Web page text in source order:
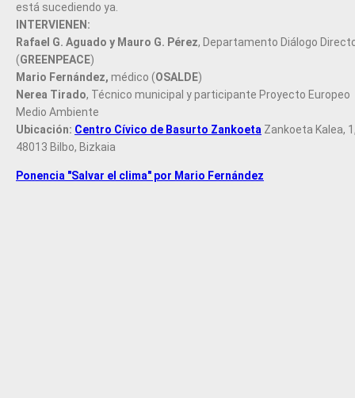
está sucediendo ya.
INTERVIENEN:
Rafael G. Aguado y Mauro G. Pérez, Departamento Diálogo
(GREENPEACE)
Mario Fernández, médico (OSALDE)
Nerea Tirado, Técnico municipal y participante Proyecto Europeo
Medio Ambiente
Ubicación: Centro Cívico de Basurto Zankoeta Zankoeta Kalea,
48013 Bilbo, Bizkaia
Ponencia "Salvar el clima" por Mario Fernández